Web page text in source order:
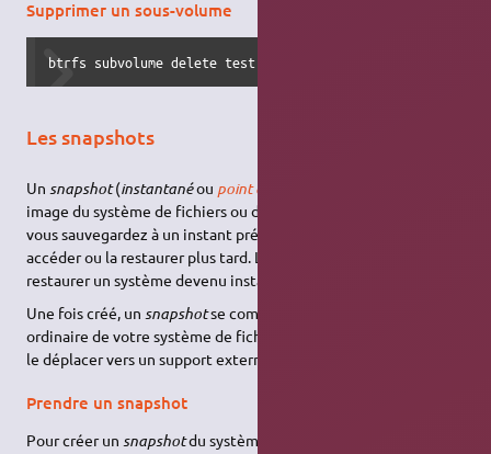
Supprimer un sous-volume
btrfs subvolume delete test
Les snapshots
Un snapshot(instantanéou point de restauration
image du système de fichiers ou d'un de ses sous-volumes que
vous sauvegardez à un instant précis, dans le but de pouvoir y
accéder ou la restaurer plus tard. L'objectif principal est de
restaurer un système devenu instable.
Une fois créé, un snapshotse comporte comme un dossier
ordinaire de votre système de fichiers : vous pouvez le copier,
le déplacer vers un support externe, le renommer…
Prendre un snapshot
Pour créer un snapshotdu système de fichiers entier en ligne